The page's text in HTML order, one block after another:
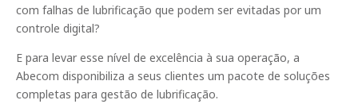
com falhas de lubrificação que podem ser evitadas por um
controle digital?
E para levar esse nível de excelência à sua operação, a
Abecom disponibiliza a seus clientes um pacote de soluções
completas para gestão de lubrificação.